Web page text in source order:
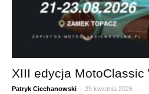
XIII edycja MotoClassic
Patryk Ciechanowski - 29 kwietnia 2026